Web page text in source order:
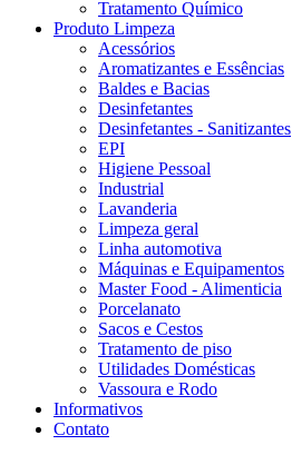
Tratamento Químico
Produto Limpeza
Acessórios
Aromatizantes e Essências
Baldes e Bacias
Desinfetantes
Desinfetantes - Sanitizantes
EPI
Higiene Pessoal
Industrial
Lavanderia
Limpeza geral
Linha automotiva
Máquinas e Equipamentos
Master Food - Alimenticia
Porcelanato
Sacos e Cestos
Tratamento de piso
Utilidades Domésticas
Vassoura e Rodo
Informativos
Contato